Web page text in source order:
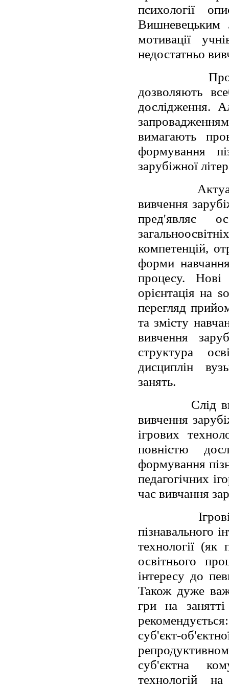
психології
мотивації
недостатньо
дозволяють
дослідження.
вимагають
формування
зарубіжної
вивчення
пред'являє
компетенцій,
форми
процесу. Нові
орієнтація на
перегляд
та змісту
вивчення
структура
дисциплін
занять.
Слід
вивчення
ігрових
повністю
формування
педагогічних
час вивчання
пізнавального
технології (як
освітнього
інтересу до
Також дуже
гри на
суб'єкт-
суб'єктна
технологій